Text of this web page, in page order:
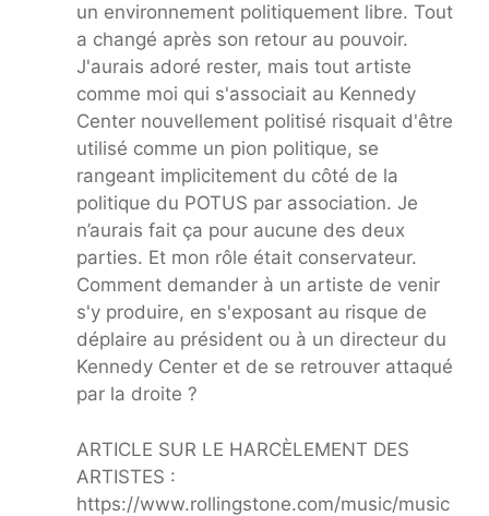
un environnement politiquement libre. Tout
a changé après son retour au pouvoir.
J'aurais adoré rester, mais tout artiste
comme moi qui s'associait au Kennedy
Center nouvellement politisé risquait d'être
utilisé comme un pion politique, se
rangeant implicitement du côté de la
politique du POTUS par association. Je
n’aurais fait ça pour aucune des deux
parties. Et mon rôle était conservateur.
Comment demander à un artiste de venir
s'y produire, en s'exposant au risque de
déplaire au président ou à un directeur du
Kennedy Center et de se retrouver attaqué
par la droite ?
ARTICLE SUR LE HARCÈLEMENT DES
ARTISTES :
https://www.rollingstone.com/music/music